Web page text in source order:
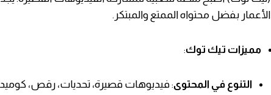
الأعمار بفضل محتواه الممتع والمبتكر.
مميزات تيك توك:
التنوع في المحتوى: فيديوهات قصيرة، تحديات، رقص،